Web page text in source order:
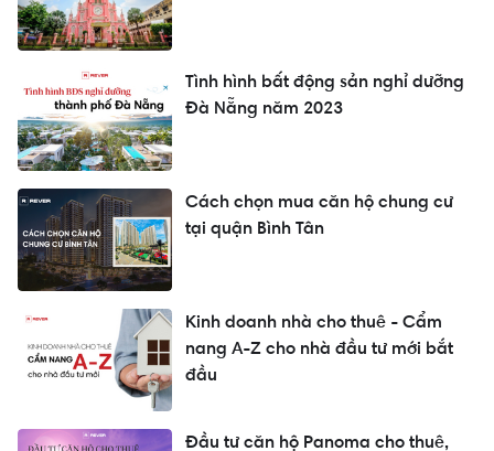
Tình hình bất động sản nghỉ dưỡng
Đà Nẵng năm 2023
Cách chọn mua căn hộ chung cư
tại quận Bình Tân
Kinh doanh nhà cho thuê - Cẩm
nang A-Z cho nhà đầu tư mới bắt
đầu
Đầu tư căn hộ Panoma cho thuê,